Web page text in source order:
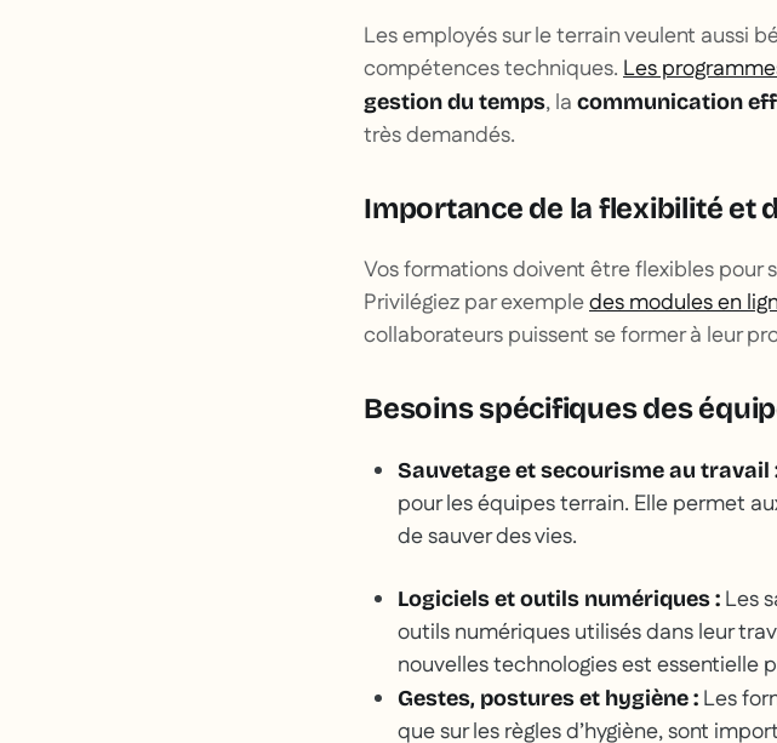
Les employés sur le terrain veulent aussi
compétences techniques.Les
gestion du temps, la communication
très demandés.
Importance de la flexibilité et
Vos formations doivent être flexibles pour
Privilégiez par exempledes modules en
collaborateurs puissent se former à leur
Besoins spécifiques des
Sauvetage et secourisme au travail
pour les équipes terrain. Elle permet
de sauver des vies.
Logiciels et outils numériques : Les
outils numériques utilisés dans leur
nouvelles technologies est essentielle
Gestes, postures et hygiène : Les
que sur les règles d’hygiène, sont